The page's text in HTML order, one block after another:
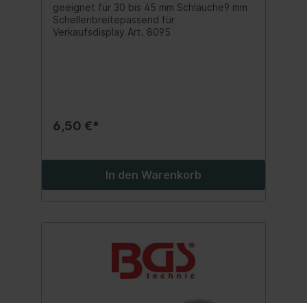
geeignet für 30 bis 45 mm Schläuche9 mm
Schellenbreitepassend für
Verkaufsdisplay Art. 8095
6,50 €*
In den Warenkorb